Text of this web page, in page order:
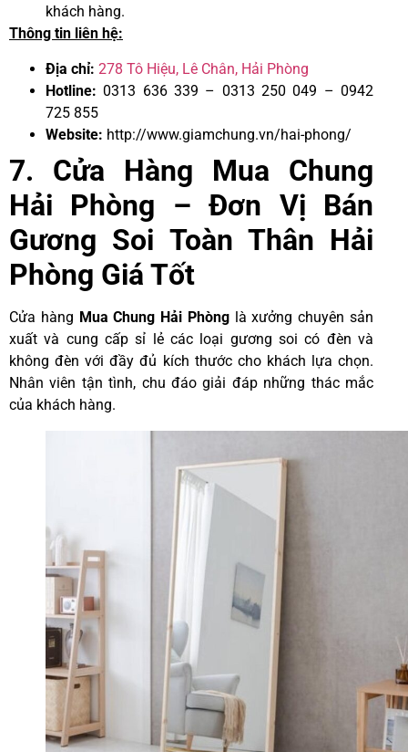
khách hàng.
Thông tin liên hệ:
Địa chỉ: 278 Tô Hiệu, Lê Chân, Hải Phòng
Hotline: 0313 636 339 – 0313 250 049 – 0942
725 855
Website: http://www.giamchung.vn/hai-phong/
7. Cửa Hàng Mua Chung
Hải Phòng – Đơn Vị Bán
Gương Soi Toàn Thân Hải
Phòng Giá Tốt
Cửa hàng Mua Chung Hải Phònglà xưởng chuyên sản
xuất và cung cấp sỉ lẻ các loại gương soi có đèn và
không đèn với đầy đủ kích thước cho khách lựa chọn.
Nhân viên tận tình, chu đáo giải đáp những thác mắc
của khách hàng.